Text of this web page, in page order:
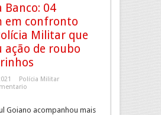
Banco: 04
em confronto
Militar que
ação de roubo
Polícia Militar
Goiano acompanhou mais